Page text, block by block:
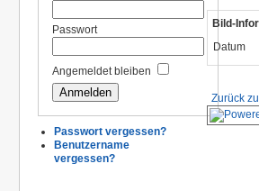
Passwort
Angemeldet bleiben
Passwort vergessen?
Benutzername
vergessen?
Bild-
Datum
Zurück